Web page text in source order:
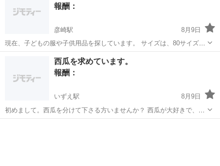
報酬：
彦崎駅
8月9日
現在、子どもの服や子供用品を探しています。 サイズは、80サイズ〜
の女の子服です。 もしまだお譲り先が決まっていないものがありまし
たら、お下がりなどをお譲りいただけると嬉しいです✨ 多少の使用感
などは気にしません。 大切に...
岡山市 彦崎駅 買いたい/ください
西瓜を求めています。
報酬：
いずえ駅
8月9日
初めまして。西瓜を分けて下さる方いませんか？ 西瓜が大好きで、お
友達が牛窓にいるので、毎年お願いしてたのですが、牛窓は、完売し